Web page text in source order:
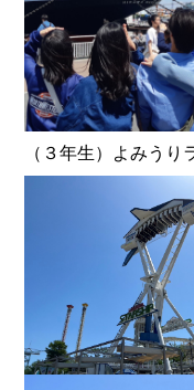
（３年生）よみうり